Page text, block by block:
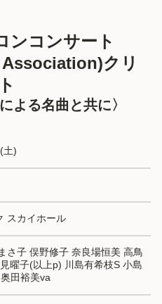
ンコンサート
クリ
よる名曲と共に〉
土)
スカイホール
さ子 俣野修子 奈良場恒美 高鳥
曜子(以上p) 川島有希枝S 小島
田裕美va